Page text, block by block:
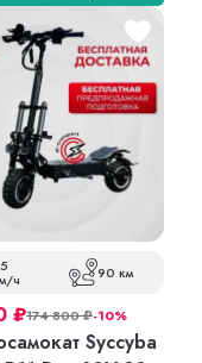
ч 90 км
₽174 800₽-10%
Syccyba